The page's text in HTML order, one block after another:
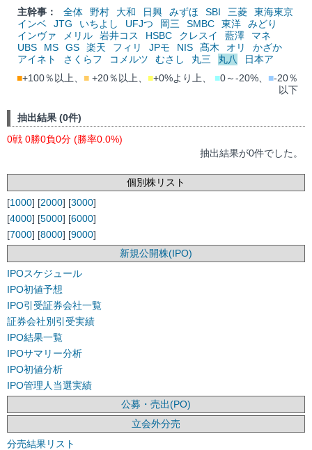
主幹事：
全体 野村 大和 日興 みずほ SBI 三菱
東海東京
インベ
JTG いちよし UFJつ 岡三 SMBC 東洋
みどり
インヴァ
メリル 岩井コス HSBC クレスイ 藍澤
マネ
UBS
MS GS 楽天 フィリ JPモ NIS 髙木 オリ
かざか
アイネト
さくらフ コメルツ むさし 丸三 丸八
日本ア
■+100％以上、 ■ +20％以上、 ■+0%より上、 ■0～-20%、 ■-20％
以下
抽出結果 (0件)
0戦 0勝0負0分 (勝率0.0%)
抽出結果が0件でした。
個別株リスト
[1000] [2000] [3000]
[4000] [5000] [6000]
[7000] [8000] [9000]
新規公開株(IPO)
IPOスケジュール
IPO初値予想
IPO引受証券会社一覧
証券会社別引受実績
IPO結果一覧
IPOサマリー分析
IPO初値分析
IPO管理人当選実績
公募・売出(PO)
立会外分売
分売結果リスト